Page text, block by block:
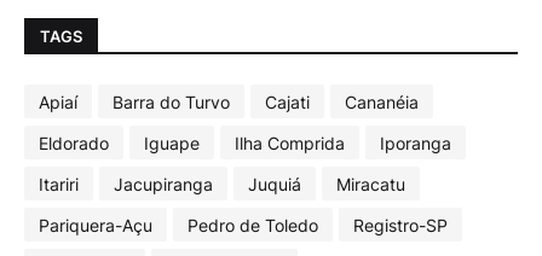
TAGS
Apiaí Barra do Turvo Cajati
Cananéia
Eldorado
Iguape Ilha Comprida
Iporanga
Itariri
Jacupiranga Juquiá
Miracatu
Pariquera-Açu
Pedro de Toledo
Registro-SP